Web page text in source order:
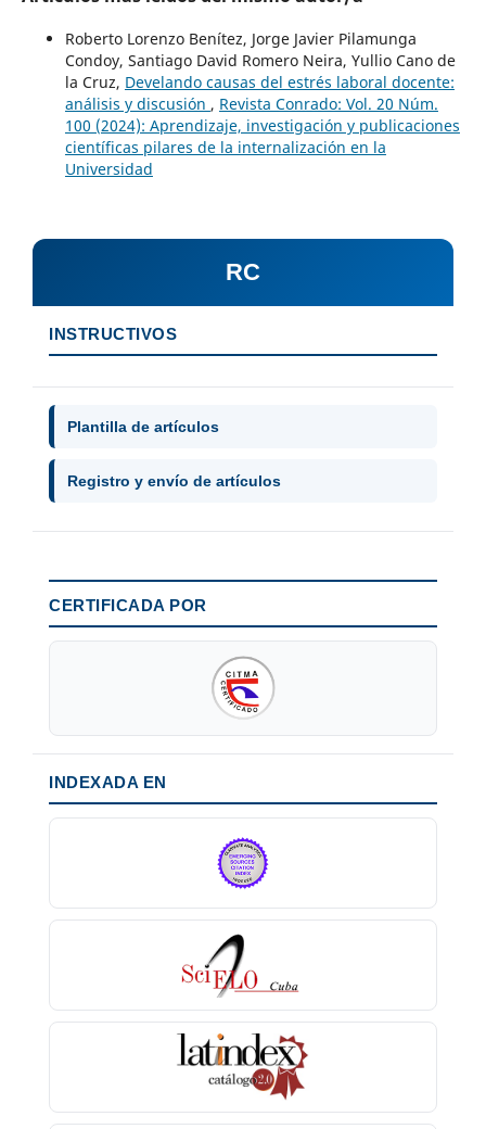
Roberto Lorenzo Benítez, Jorge Javier Pilamunga
Condoy, Santiago David Romero Neira, Yullio Cano de
la Cruz, Develando causas del estrés laboral docente:
análisis y discusión , Revista Conrado: Vol. 20 Núm.
100 (2024): Aprendizaje, investigación y publicaciones
científicas pilares de la internalización en la
Universidad
RC
INSTRUCTIVOS
Plantilla de artículos
Registro y envío de artículos
CERTIFICADA POR
INDEXADA EN